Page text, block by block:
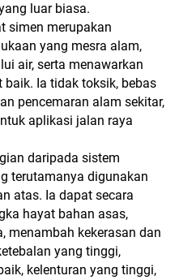
luar biasa.
simen merupakan
yang mesra alam,
air, serta menawarkan
Ia tidak toksik, bebas
pencemaran alam sekitar,
aplikasi jalan raya
daripada sistem
terutamanya digunakan
atas. Ia dapat secara
hayat bahan asas,
menambah kekerasan dan
yang tinggi,
kelenturan yang tinggi,